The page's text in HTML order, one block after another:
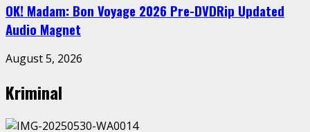
OK! Madam: Bon Voyage 2026 Pre-DVDRip Updated
Audio Magnet
August 5, 2026
Kriminal